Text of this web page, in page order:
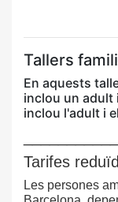
Tallers
En aquests
inclou un adult
inclou l'adult i
Tarifes
Les persones